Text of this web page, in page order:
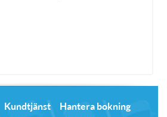
Kundtjänst
Hantera bokning